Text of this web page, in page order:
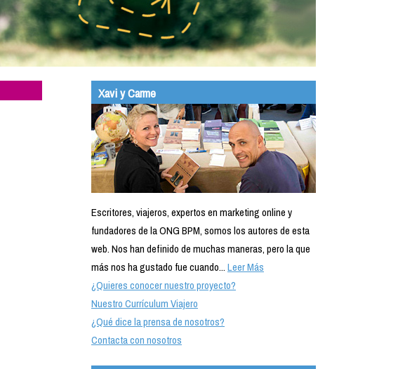
Xavi y Carme
Escritores, viajeros, expertos en marketing online y
fundadores de la ONG BPM, somos los autores de esta
web. Nos han definido de muchas maneras, pero la que
más nos ha gustado fue cuando...Leer Más
¿Quieres conocer nuestro proyecto?
Nuestro Currículum Viajero
¿Qué dice la prensa de nosotros?
Contacta con nosotros